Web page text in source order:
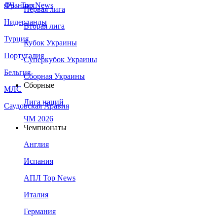
Франция
Нидерланды
Турция
Португалия
Бельгия
МЛС
Саудовская Аравия
ЛЧ - Top News
Первая лига
Вторая лига
Кубок Украины
Суперкубок Украины
Сборная Украины
Сборные
Лига наций
ЧМ 2026
Чемпионаты
Англия
Испания
АПЛ Top News
Италия
Германия